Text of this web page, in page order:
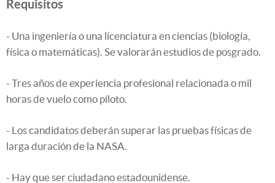
Requisitos
- Una ingeniería o una licenciatura en ciencias (biología,
física o matemáticas). Se valorarán estudios de posgrado.
- Tres años de experiencia profesional relacionada o mil
horas de vuelo como piloto.
- Los candidatos deberán superar las pruebas físicas de
larga duración de la NASA.
- Hay que ser ciudadano estadounidense.